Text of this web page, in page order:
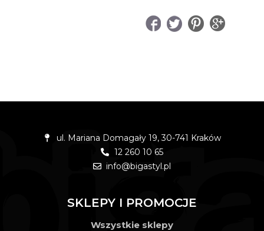
ul. Mariana Domagały 19, 30-741 Kraków
12 260 10 65
info@bigastyl.pl
SKLEPY I PROMOCJE
Wszystkie sklepy